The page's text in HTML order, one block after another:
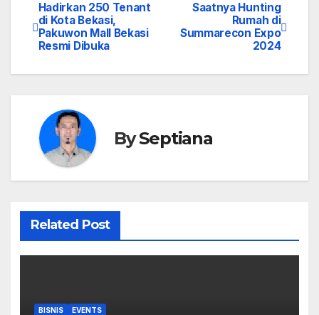
Navigasi
pos
Saatnya Hunting
Rumah di
Summarecon Expo
2024
Hadirkan 250 Tenant
di Kota Bekasi,
Pakuwon Mall Bekasi
Resmi Dibuka
BySeptiana
Related Post
BISNIS EVENTS